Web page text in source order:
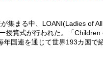
集まる中、LOANI(Ladies of
授賞式が行われた。「
年国連を通じて世界193カ国で